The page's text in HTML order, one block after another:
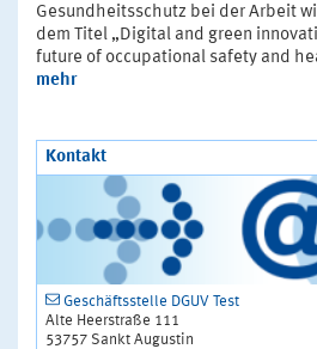
Gesundheitsschutz bei der Arbeit
dem Titel „Digital and green
future of occupational safety and
mehr
Kontakt
Geschäftsstelle DGUV Test
Alte Heerstraße 111
53757 Sankt Augustin